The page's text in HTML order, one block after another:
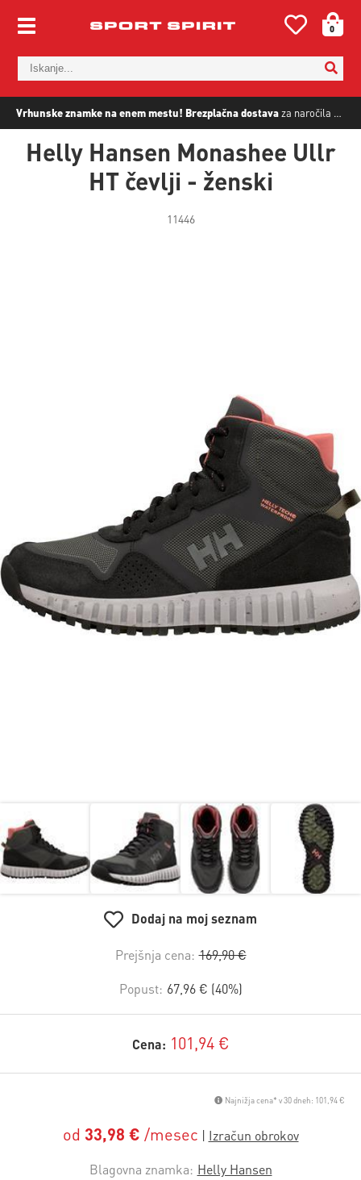
Vrhunske znamke na enem mestu! Brezplačna dostavaza naročila nad
0
Helly Hansen Monashee Ullr
HT čevlji - ženski
11446
Dodaj na moj seznam
Prejšnja cena: 169,90 €
Popust: 67,96 € (40%)
Cena: 101,94 €
Najnižja cena* v 30 dneh: 101,94 €
od 33,98 € /mesec
Blagovna znamka: Helly Hansen